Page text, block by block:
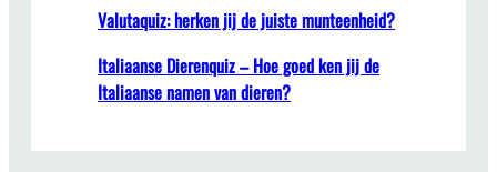
Valutaquiz: herken jij de juiste munteenheid?
Italiaanse Dierenquiz – Hoe goed ken jij de
Italiaanse namen van dieren?